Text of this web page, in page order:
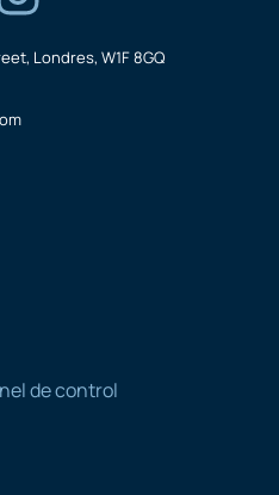
de control
Londres, W1F 8GQ